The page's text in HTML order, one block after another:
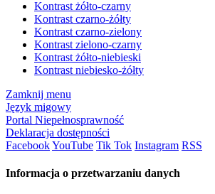
Kontrast żółto-czarny
Kontrast czarno-żółty
Kontrast czarno-zielony
Kontrast zielono-czarny
Kontrast żółto-niebieski
Kontrast niebiesko-żółty
Zamknij menu
Język migowy
Portal Niepełnosprawność
Deklaracja dostępności
FacebookYouTube Tik Tok Instagram RSS
Informacja o przetwarzaniu danych